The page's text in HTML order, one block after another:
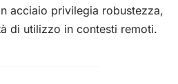
acciaio privilegia robustezza,
di utilizzo in contesti remoti.